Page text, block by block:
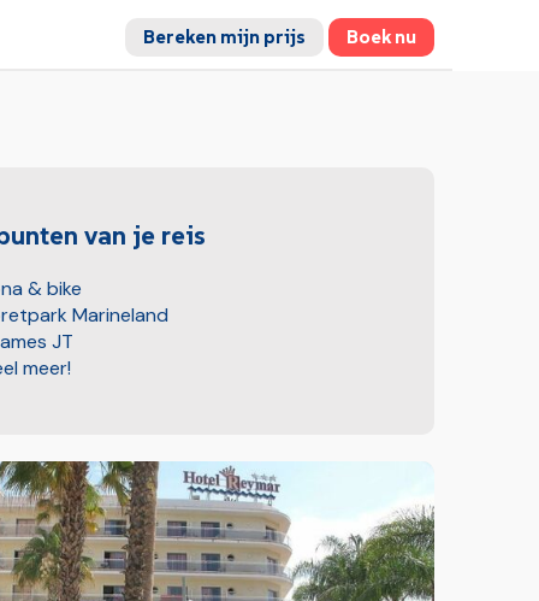
Bereken mijn prijs Boek nu
van je reis
& bike
Marineland
JT
meer!